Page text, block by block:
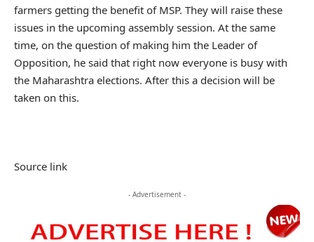
farmers getting the benefit of MSP. They will raise these
issues in the upcoming assembly session. At the same
time, on the question of making him the Leader of
Opposition, he said that right now everyone is busy with
the Maharashtra elections. After this a decision will be
taken on this.
Source link
- Advertisement -